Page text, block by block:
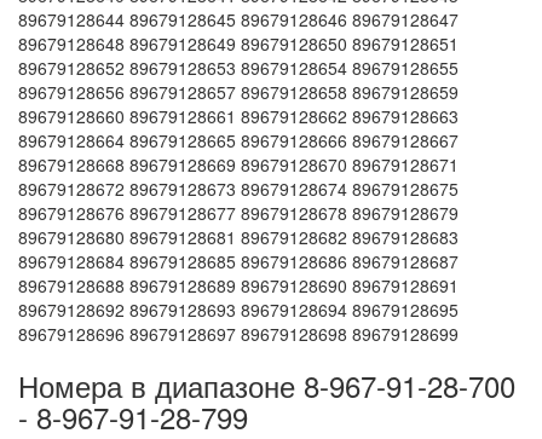
89679128644 89679128645 89679128646 89679128647
89679128648 89679128649 89679128650 89679128651
89679128652 89679128653 89679128654 89679128655
89679128656 89679128657 89679128658 89679128659
89679128660 89679128661 89679128662 89679128663
89679128664 89679128665 89679128666 89679128667
89679128668 89679128669 89679128670 89679128671
89679128672 89679128673 89679128674 89679128675
89679128676 89679128677 89679128678 89679128679
89679128680 89679128681 89679128682 89679128683
89679128684 89679128685 89679128686 89679128687
89679128688 89679128689 89679128690 89679128691
89679128692 89679128693 89679128694 89679128695
89679128696 89679128697 89679128698 89679128699
Номера в диапазоне 8-967-91-28-700
- 8-967-91-28-799